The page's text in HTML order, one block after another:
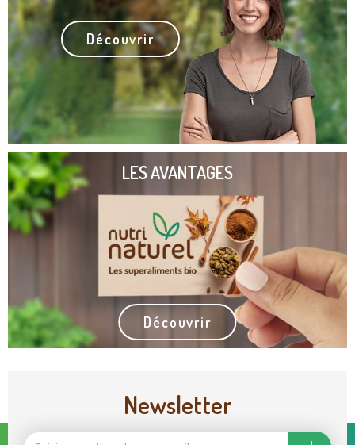
Découvrir
LES AVANTAGES
Découvrir
Newsletter